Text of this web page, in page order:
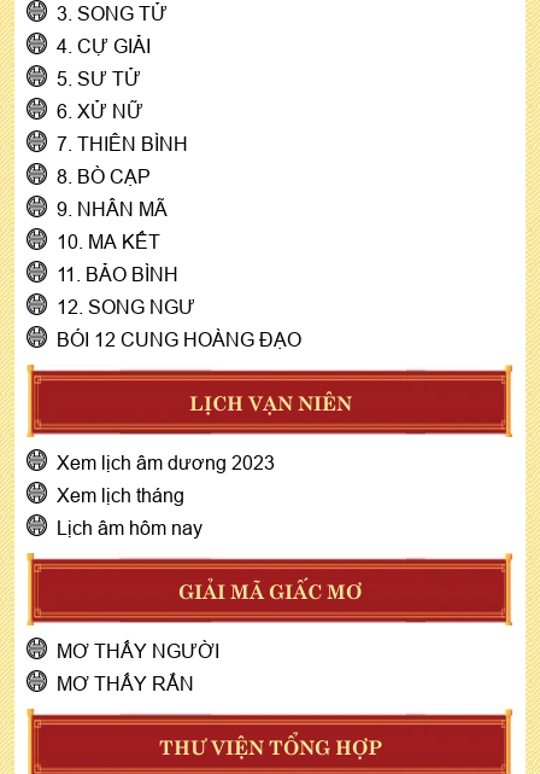
3. SONG TỬ
4. CỰ GIẢI
5. SƯ TỬ
6. XỬ NỮ
7. THIÊN BÌNH
8. BÒ CẠP
9. NHÂN MÃ
10. MA KẾT
11. BẢO BÌNH
12. SONG NGƯ
BÓI 12 CUNG HOÀNG ĐẠO
LỊCH VẠN NIÊN
Xem lịch âm dương 2023
Xem lịch tháng
Lịch âm hôm nay
GIẢI MÃ GIẤC MƠ
MƠ THẤY NGƯỜI
MƠ THẤY RẮN
THƯ VIỆN TỔNG HỢP